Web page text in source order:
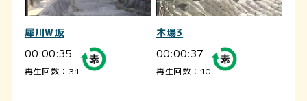
犀川W坂
00:00:35
再生回数：31
木場3
00:00:37
再生回数：10